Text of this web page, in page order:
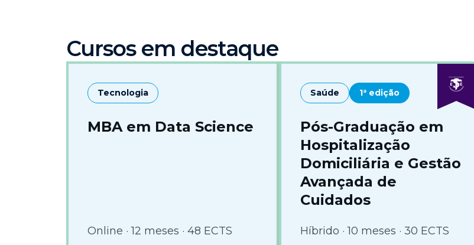
Cursos em destaque
Tecnologia
MBA em Data Science
Online · 12 meses · 48 ECTS
Saúde 1ª edição
Pós-Graduação em
Hospitalização
Domiciliária e Gestão
Avançada de
Cuidados
Híbrido · 10 meses · 30 ECTS